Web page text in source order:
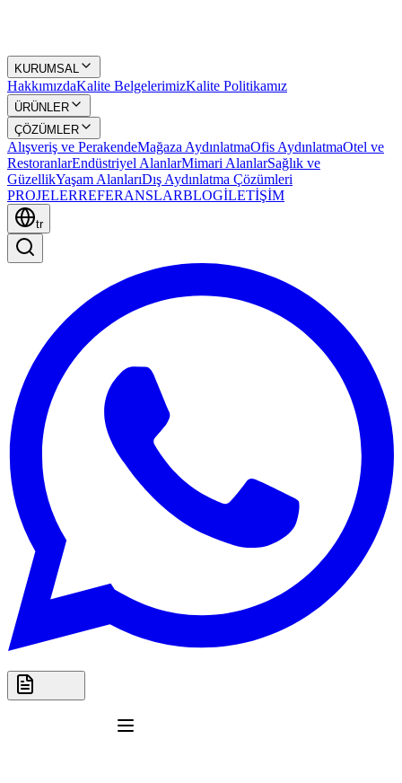
KURUMSAL
HakkımızdaKalite BelgelerimizKalite Politikamız
ÜRÜNLER
ÇÖZÜMLER
Alışveriş ve PerakendeMağaza AydınlatmaOfis AydınlatmaOtel ve
RestoranlarEndüstriyel AlanlarMimari AlanlarSağlık ve
GüzellikYaşam AlanlarıDış Aydınlatma Çözümleri
PROJELERREFERANSLARBLOGİLETİŞİM
tr